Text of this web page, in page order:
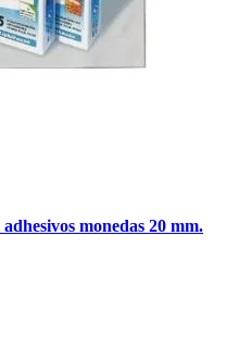
monedas 20 mm.